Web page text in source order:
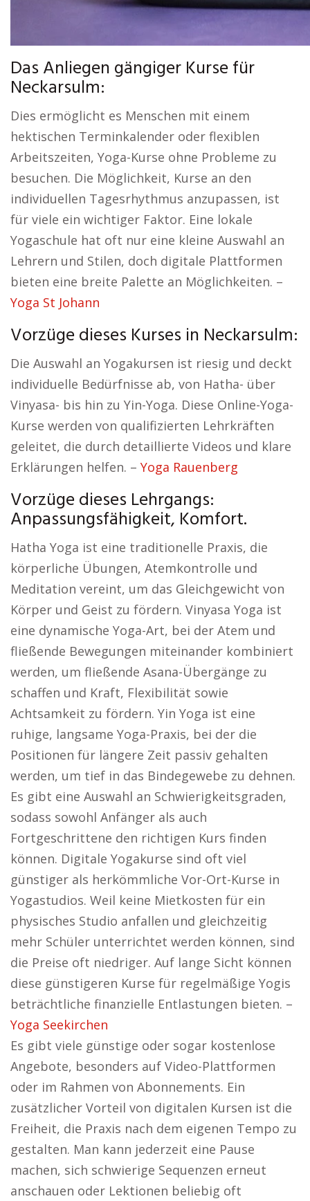
Das Anliegen gängiger Kurse für
Neckarsulm:
Dies ermöglicht es Menschen mit einem
hektischen Terminkalender oder flexiblen
Arbeitszeiten, Yoga-Kurse ohne Probleme zu
besuchen. Die Möglichkeit, Kurse an den
individuellen Tagesrhythmus anzupassen, ist
für viele ein wichtiger Faktor. Eine lokale
Yogaschule hat oft nur eine kleine Auswahl an
Lehrern und Stilen, doch digitale Plattformen
bieten eine breite Palette an Möglichkeiten. –
Yoga St Johann
Vorzüge dieses Kurses in Neckarsulm:
Die Auswahl an Yogakursen ist riesig und deckt
individuelle Bedürfnisse ab, von Hatha- über
Vinyasa- bis hin zu Yin-Yoga. Diese Online-Yoga-
Kurse werden von qualifizierten Lehrkräften
geleitet, die durch detaillierte Videos und klare
Erklärungen helfen. – Yoga Rauenberg
Vorzüge dieses Lehrgangs:
Anpassungsfähigkeit, Komfort.
Hatha Yoga ist eine traditionelle Praxis, die
körperliche Übungen, Atemkontrolle und
Meditation vereint, um das Gleichgewicht von
Körper und Geist zu fördern. Vinyasa Yoga ist
eine dynamische Yoga-Art, bei der Atem und
fließende Bewegungen miteinander kombiniert
werden, um fließende Asana-Übergänge zu
schaffen und Kraft, Flexibilität sowie
Achtsamkeit zu fördern. Yin Yoga ist eine
ruhige, langsame Yoga-Praxis, bei der die
Positionen für längere Zeit passiv gehalten
werden, um tief in das Bindegewebe zu dehnen.
Es gibt eine Auswahl an Schwierigkeitsgraden,
sodass sowohl Anfänger als auch
Fortgeschrittene den richtigen Kurs finden
können. Digitale Yogakurse sind oft viel
günstiger als herkömmliche Vor-Ort-Kurse in
Yogastudios. Weil keine Mietkosten für ein
physisches Studio anfallen und gleichzeitig
mehr Schüler unterrichtet werden können, sind
die Preise oft niedriger. Auf lange Sicht können
diese günstigeren Kurse für regelmäßige Yogis
beträchtliche finanzielle Entlastungen bieten. –
Yoga Seekirchen
Es gibt viele günstige oder sogar kostenlose
Angebote, besonders auf Video-Plattformen
oder im Rahmen von Abonnements. Ein
zusätzlicher Vorteil von digitalen Kursen ist die
Freiheit, die Praxis nach dem eigenen Tempo zu
gestalten. Man kann jederzeit eine Pause
machen, sich schwierige Sequenzen erneut
anschauen oder Lektionen beliebig oft